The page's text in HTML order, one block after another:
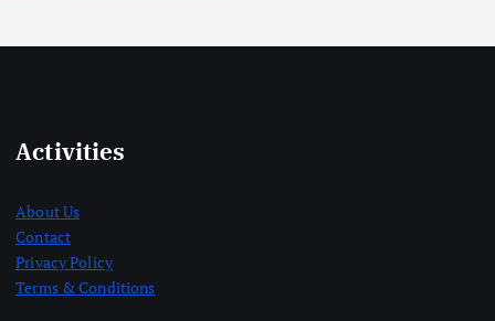
Activities
About Us
Contact
Privacy Policy
Terms & Conditions